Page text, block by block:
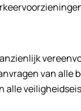
van alle